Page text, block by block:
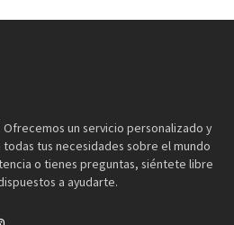
Ofrecemos un servicio personalizado y
tus necesidades sobre el mundo
o tienes preguntas, siéntete libre
a ayudarte.